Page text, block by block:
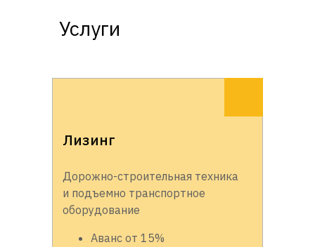
Услуги
Лизинг
Дорожно-строительная техника
и подъемно транспортное
оборудование
Аванс от 15%